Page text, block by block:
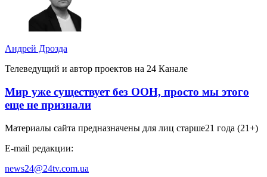
Андрей Дрозда
Телеведущий и автор проектов на 24 Канале
Мир уже существует без ООН, просто мы этого
еще не признали
Материалы сайта предназначены для лиц старше21 года (21+)
E-mail редакции:
news24@24tv.com.ua